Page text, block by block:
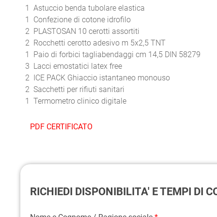
1 Astuccio benda tubolare elastica
1 Confezione di cotone idrofilo
2 PLASTOSAN 10 cerotti assortiti
2 Rocchetti cerotto adesivo m 5x2,5 TNT
1 Paio di forbici tagliabendaggi cm 14,5 DIN 58279
3 Lacci emostatici latex free
2 ICE PACK Ghiaccio istantaneo monouso
2 Sacchetti per rifiuti sanitari
1 Termometro clinico digitale
PDF CERTIFICATO
RICHIEDI DISPONIBILITA' E TEMPI DI